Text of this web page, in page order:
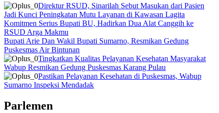
Direktur RSUD, Sinarilah Sebut Masukan dari Pasien
Jadi Kunci Peningkatan Mutu Layanan di Kawasan Lagita
Komitmen Serius Bupati BU, Hadirkan Dua Alat Canggih ke
RSUD Arga Makmu
Bupati Arie Dan Wakil Bupati Sumarno, Resmikan Gedung
Puskesmas Air Bintunan
Tingkatkan Kualitas Pelayanan Kesehatan Masyarakat
Wabup Resmikan Gedung Puskesmas Karang Pulau
Pastikan Pelayanan Kesehatan di Puskesmas, Wabup
Sumarno Inspeksi Mendadak
Parlemen